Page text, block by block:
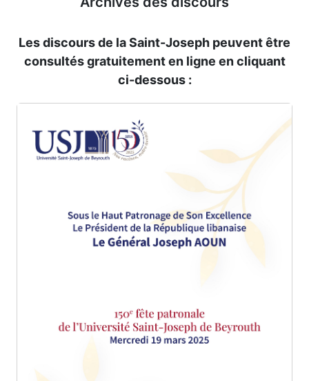
Les discours de la Saint-Joseph peuvent être
consultés gratuitement en ligne en cliquant
ci-dessous :